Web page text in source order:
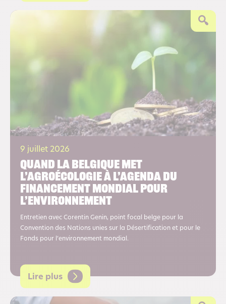
9 juillet 2026
Quand la Belgique met
l’agroécologie à l’agenda du
financement mondial pour
l’environnement
Entretien avec Corentin Genin, point focal belge pour la
Convention des Nations unies sur la Désertification et pour le
Fonds pour l’environnement mondial.
Lire plus